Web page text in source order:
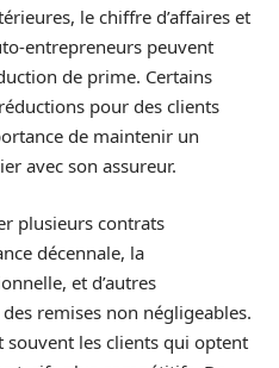
le chiffre d’affaires et
entrepreneurs peuvent
de prime. Certains
pour des clients
de maintenir un
avec son assureur.
plusieurs contrats
décennale, la
et d’autres
remises non négligeables.
souvent les clients qui optent